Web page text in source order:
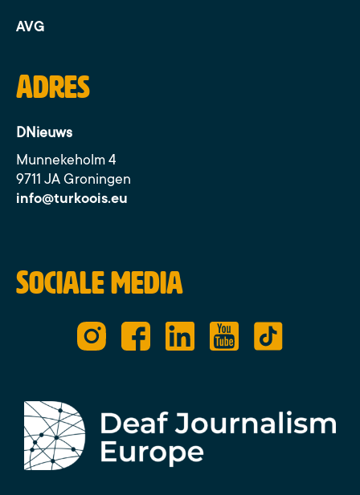
AVG
Adres
DNieuws
Munnekeholm 4
9711 JA Groningen
info@turkoois.eu
Sociale media